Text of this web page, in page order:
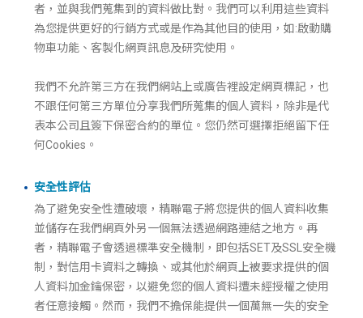
者，並與我們蒐集到的資料做比對。我們可以利用這些資料
為您提供更好的行銷方式或是作為其他目的使用，如:啟動購
物車功能、客製化網頁訊息及研究使用。
我們不允許第三方在我們網站上或廣告裡設定網頁標記，也
不跟任何第三方單位分享我們所蒐集的個人資料，除非是代
表本公司且簽下保密合約的單位。您仍然可選擇拒絕留下任
何Cookies。
安全性評估
為了避免安全性遭破壞，精聯電子將您提供的個人資料收集
並儲存在我們網頁外另一個無法透過網路連結之地方。再
者，精聯電子會透過標準安全機制，即包括SET及SSL安全機
制，對信用卡資料之轉換、或其他於網頁上被要求提供的個
人資料加金鑰保密，以避免您的個人資料遭未經授權之使用
者任意接觸。然而，我們不擔保能提供一個萬無一失的安全